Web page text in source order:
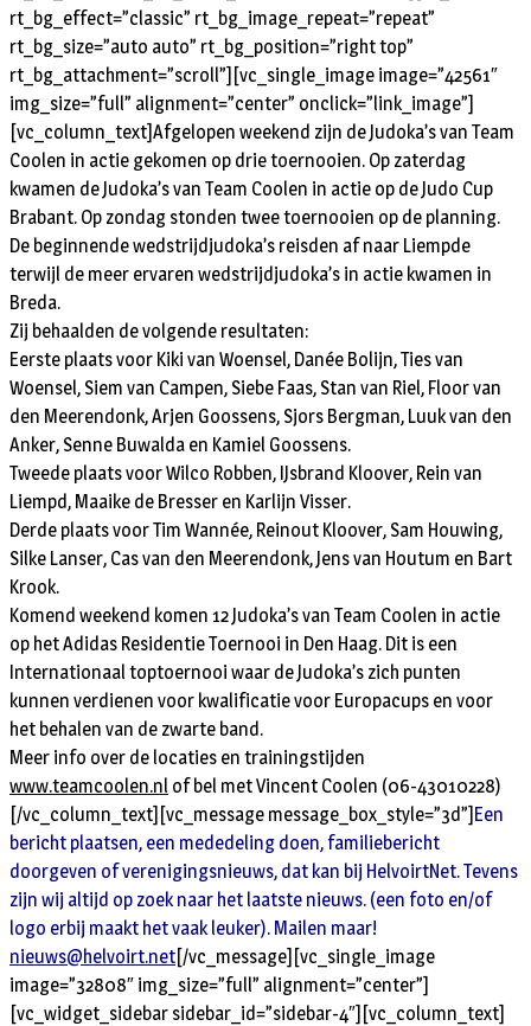
rt_bg_effect=”classic” rt_bg_image_repeat=”repeat”
rt_bg_size=”auto auto” rt_bg_position=”right top”
rt_bg_attachment=”scroll”][vc_single_image image=”42561″
img_size=”full” alignment=”center” onclick=”link_image”]
[vc_column_text]Afgelopen weekend zijn de Judoka’s van Team
Coolen in actie gekomen op drie toernooien. Op zaterdag
kwamen de Judoka’s van Team Coolen in actie op de Judo Cup
Brabant. Op zondag stonden twee toernooien op de planning.
De beginnende wedstrijdjudoka’s reisden af naar Liempde
terwijl de meer ervaren wedstrijdjudoka’s in actie kwamen in
Breda.
Zij behaalden de volgende resultaten:
Eerste plaats voor Kiki van Woensel, Danée Bolijn, Ties van
Woensel, Siem van Campen, Siebe Faas, Stan van Riel, Floor van
den Meerendonk, Arjen Goossens, Sjors Bergman, Luuk van den
Anker, Senne Buwalda en Kamiel Goossens.
Tweede plaats voor Wilco Robben, IJsbrand Kloover, Rein van
Liempd, Maaike de Bresser en Karlijn Visser.
Derde plaats voor Tim Wannée, Reinout Kloover, Sam Houwing,
Silke Lanser, Cas van den Meerendonk, Jens van Houtum en Bart
Krook.
Komend weekend komen 12 Judoka’s van Team Coolen in actie
op het Adidas Residentie Toernooi in Den Haag. Dit is een
Internationaal toptoernooi waar de Judoka’s zich punten
kunnen verdienen voor kwalificatie voor Europacups en voor
het behalen van de zwarte band.
Meer info over de locaties en trainingstijden
www.teamcoolen.nl of bel met Vincent Coolen (06-43010228)
[/vc_column_text][vc_message message_box_style=”3d”] Een
bericht plaatsen, een mededeling doen, familiebericht
doorgeven of verenigingsnieuws, dat kan bij HelvoirtNet. Tevens
zijn wij altijd op zoek naar het laatste nieuws. (een foto en/of
logo erbij maakt het vaak leuker). Mailen maar!
nieuws@helvoirt.net[/vc_message][vc_single_image
image=”32808″ img_size=”full” alignment=”center”]
[vc_widget_sidebar sidebar_id=”sidebar-4″][vc_column_text]